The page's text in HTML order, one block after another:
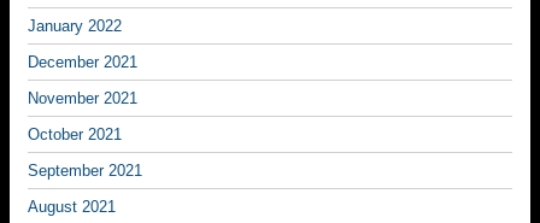
January 2022
December 2021
November 2021
October 2021
September 2021
August 2021